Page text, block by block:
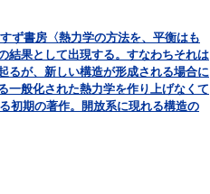
ず書房〈熱力学の方法を、平衡はも
果として出現する。すなわちそれは
るが、新しい構造が形成される場合に
般化された熱力学を作り上げなくて
初期の著作。開放系に現れる構造の